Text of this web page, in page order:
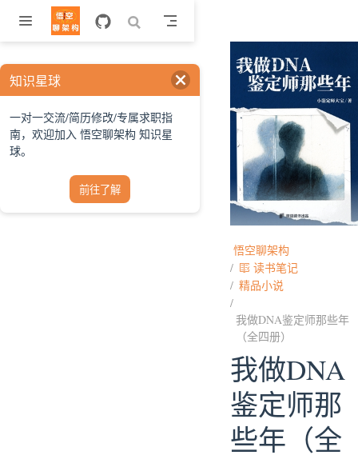
跳至主要內容
悟空聊架构
读书笔记
精品小说
我做DNA鉴定师那些年
（全四册）
我做DNA
鉴定师那
些年（全
知识星球
一对一交流/简历修改/专属求职指
南，欢迎加入 悟空聊架构 知识星
球。
前往了解